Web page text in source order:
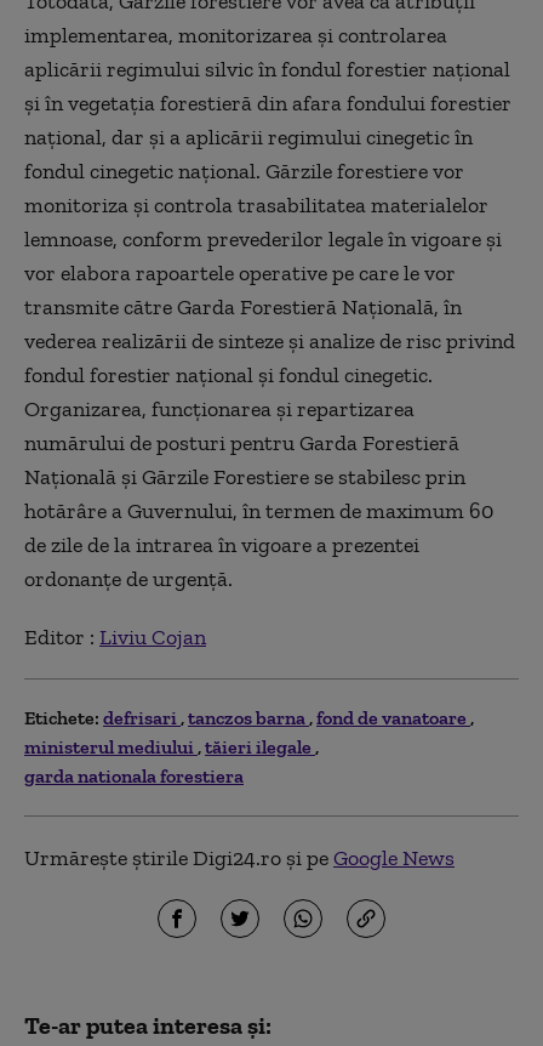
implementarea, monitorizarea și controlarea
aplicării regimului silvic în fondul forestier național
și în vegetația forestieră din afara fondului forestier
național, dar și a aplicării regimului cinegetic în
fondul cinegetic național. Gărzile forestiere vor
monitoriza și controla trasabilitatea materialelor
lemnoase, conform prevederilor legale în vigoare și
vor elabora rapoartele operative pe care le vor
transmite către Garda Forestieră Națională, în
vederea realizării de sinteze și analize de risc privind
fondul forestier național și fondul cinegetic.
Organizarea, funcționarea și repartizarea
numărului de posturi pentru Garda Forestieră
Națională și Gărzile Forestiere se stabilesc prin
hotărâre a Guvernului, în termen de maximum 60
de zile de la intrarea în vigoare a prezentei
ordonanțe de urgență.
Editor : Liviu Cojan
Etichete: defrisari tanczos barna fond de vanatoare
ministerul mediului tăieri ilegale
garda nationala forestiera
Urmărește știrile Digi24.ro și peGoogle News
Te-ar putea interesa și: